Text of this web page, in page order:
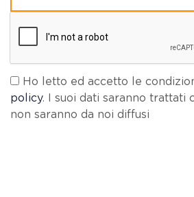
Ho letto ed accetto le
policy. I suoi dati saranno trattati
non saranno da noi diffusi